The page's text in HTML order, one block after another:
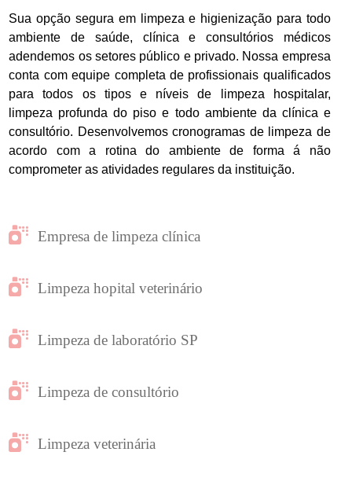
Sua opção segura em limpeza e higienização para todo
ambiente de saúde, clínica e consultórios médicos
adendemos os setores público e privado. Nossa empresa
conta com equipe completa de profissionais qualificados
para todos os tipos e níveis de limpeza hospitalar,
limpeza profunda do piso e todo ambiente da clínica e
consultório. Desenvolvemos cronogramas de limpeza de
acordo com a rotina do ambiente de forma á não
comprometer as atividades regulares da instituição.
Empresa de limpeza clínica
Limpeza hopital veterinário
Limpeza de laboratório SP
Limpeza de consultório
Limpeza veterinária